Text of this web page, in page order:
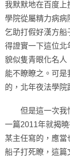
我默默地在百度上
學院從屬精力病病
乞助打假好漢方
得證實一下這位北
貌似隻青眼化名人
能不瞭瞭之。可
的，北年夜法學院
但是這一次我怕
一篇2011年就揭
某主任寫的，應當
船子打死瞭，這篇